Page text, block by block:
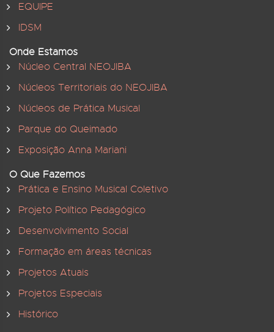
EQUIPE
IDSM
Onde Estamos
Núcleo Central NEOJIBA
Núcleos Territoriais do NEOJIBA
Núcleos de Prática Musical
Parque do Queimado
Exposição Anna Mariani
O Que Fazemos
Prática e Ensino Musical Coletivo
Projeto Político Pedagógico
Desenvolvimento Social
Formação em áreas técnicas
Projetos Atuais
Projetos Especiais
Histórico